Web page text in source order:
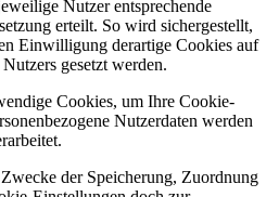
Nutzer entsprechende
erteilt. So wird sichergestellt,
Einwilligung derartige Cookies auf
gesetzt werden.
Cookies, um Ihre Cookie-
Nutzerdaten werden
der Speicherung, Zuordnung